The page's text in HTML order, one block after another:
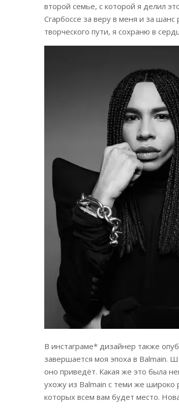
второй семье, с которой я делил
Сгарбоссе за веру в меня и за
творческого пути, я сохраню в
В инстаграме* дизайнер также
завершается моя эпоха в Balmain.
оно приведёт. Какая же это была
ухожу из Balmain с теми же
которых всем вам будет место.